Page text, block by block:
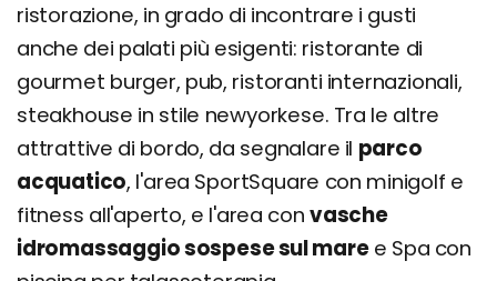
ristorazione, in grado di incontrare i gusti
anche dei palati più esigenti: ristorante di
gourmet burger, pub, ristoranti internazionali,
steakhouse in stile newyorkese. Tra le altre
attrattive di bordo, da segnalare il parco
acquatico, l'area SportSquare con minigolf e
fitness all'aperto, e l'area con vasche
idromassaggio sospese sul maree Spa con